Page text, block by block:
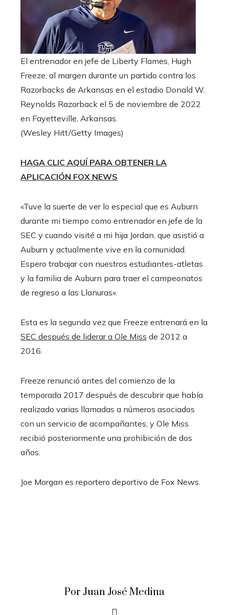
El entrenador en jefe de Liberty Flames, Hugh
Freeze, al margen durante un partido contra los
Razorbacks de Arkansas en el estadio Donald W.
Reynolds Razorback el 5 de noviembre de 2022
en Fayetteville, Arkansas.
(Wesley Hitt/Getty Images)
HAGA CLIC AQUÍ PARA OBTENER LA
APLICACIÓN FOX NEWS
«Tuve la suerte de ver lo especial que es Auburn
durante mi tiempo como entrenador en jefe de la
SEC y cuando visité a mi hija Jordan, que asistió a
Auburn y actualmente vive en la comunidad.
Espero trabajar con nuestros estudiantes-atletas
y la familia de Auburn para traer el campeonatos
de regreso a las Llanuras».
Esta es la segunda vez que Freeze entrenará en la
SEC después de liderar a Ole Miss de 2012 a
2016.
Freeze renunció antes del comienzo de la
temporada 2017 después de descubrir que había
realizado varias llamadas a números asociados
con un servicio de acompañantes, y Ole Miss
recibió posteriormente una prohibición de dos
años.
Joe Morgan es reportero deportivo de Fox News.
Por Juan José Medina